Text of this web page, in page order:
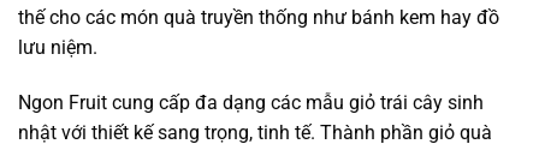
thế cho các món quà truyền thống như bánh kem hay đồ
lưu niệm.
Ngon Fruit cung cấp đa dạng các mẫu giỏ trái cây sinh
nhật với thiết kế sang trọng, tinh tế. Thành phần giỏ quà